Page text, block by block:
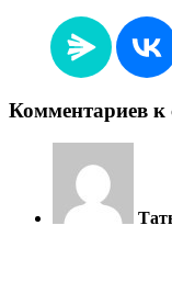
Комментариев к